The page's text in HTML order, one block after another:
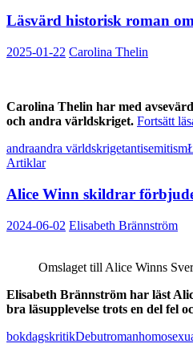
Läsvärd historisk roman
2025-01-22 Carolina Thelin
Carolina Thelin har med
och andra världskriget. Fortsätt
andraandra världskrigetantisemitism
Artiklar
Alice Winn skildrar
2024-06-02 Elisabeth Brännström
Omslaget till Alice Winns
Elisabeth Brännström har läst
bra läsupplevelse trots en del fel
bokdagskritikDebutroman